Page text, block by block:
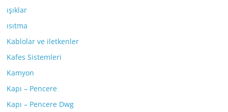
ışıklar
ısıtma
Kablolar ve iletkenler
Kafes Sistemleri
Kamyon
Kapı – Pencere
Kapı – Pencere Dwg